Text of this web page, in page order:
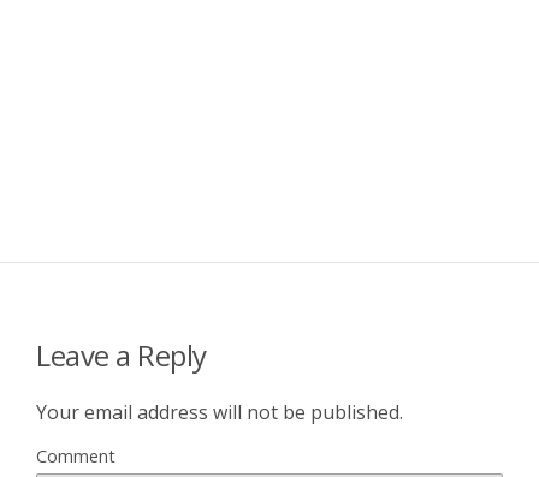
Leave a Reply
Your email address will not be published.
Comment